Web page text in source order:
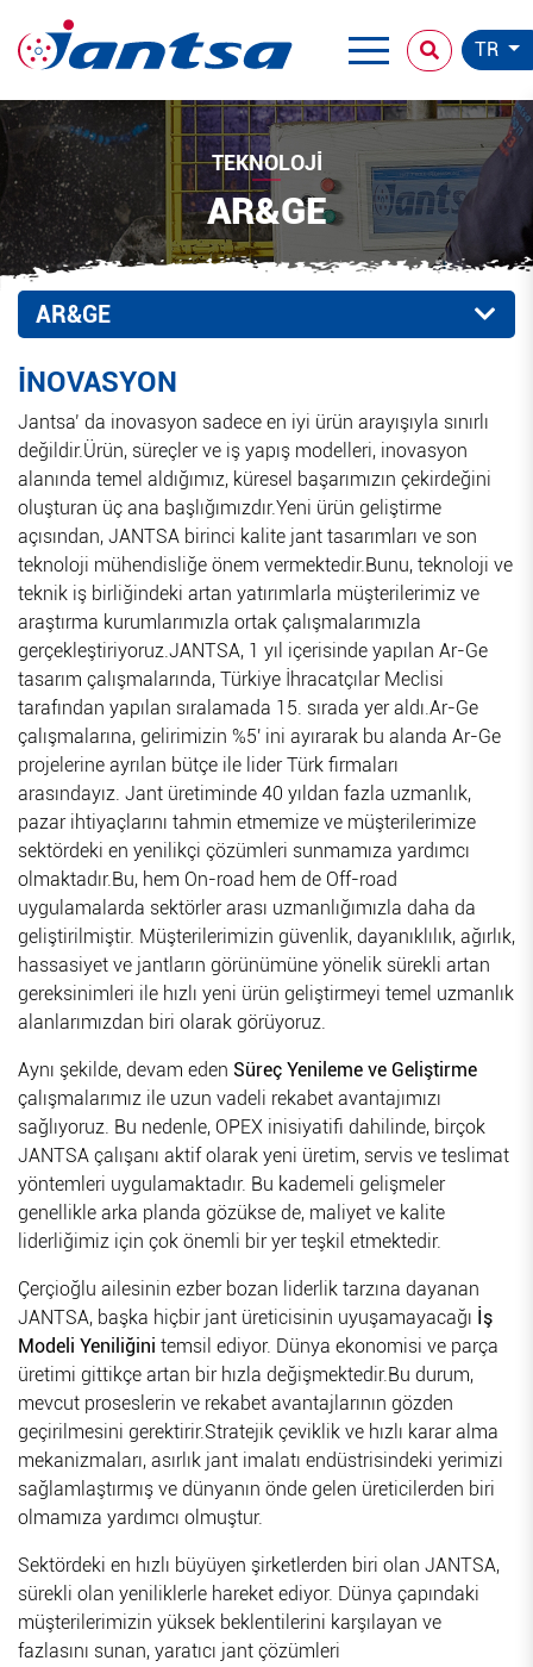
TR
TEKNOLOJI
AR&GE
AR&GE
İNOVASYON
Jantsa’ da inovasyon sadece en iyi ürün arayışıyla sınırlı
değildir.Ürün, süreçler ve iş yapış modelleri, inovasyon
alanında temel aldığımız, küresel başarımızın çekirdeğini
oluşturan üç ana başlığımızdır.Yeni ürün geliştirme
açısından, JANTSA birinci kalite jant tasarımları ve son
teknoloji mühendisliğe önem vermektedir.Bunu, teknoloji ve
teknik iş birliğindeki artan yatırımlarla müşterilerimiz ve
araştırma kurumlarımızla ortak çalışmalarımızla
gerçekleştiriyoruz.JANTSA, 1 yıl içerisinde yapılan Ar-Ge
tasarım çalışmalarında, Türkiye İhracatçılar Meclisi
tarafından yapılan sıralamada 15. sırada yer aldı.Ar-Ge
çalışmalarına, gelirimizin %5' ini ayırarak bu alanda Ar-Ge
projelerine ayrılan bütçe ile lider Türk firmaları
arasındayız. Jant üretiminde 40 yıldan fazla uzmanlık,
pazar ihtiyaçlarını tahmin etmemize ve müşterilerimize
sektördeki en yenilikçi çözümleri sunmamıza yardımcı
olmaktadır.Bu, hem On-road hem de Off-road
uygulamalarda sektörler arası uzmanlığımızla daha da
geliştirilmiştir. Müşterilerimizin güvenlik, dayanıklılık, ağırlık,
hassasiyet ve jantların görünümüne yönelik sürekli artan
gereksinimleri ile hızlı yeni ürün geliştirmeyi temel uzmanlık
alanlarımızdan biri olarak görüyoruz.
Aynı şekilde, devam eden Süreç Yenileme ve Geliştirme
çalışmalarımız ile uzun vadeli rekabet avantajımızı
sağlıyoruz. Bu nedenle, OPEX inisiyatifi dahilinde, birçok
JANTSA çalışanı aktif olarak yeni üretim, servis ve teslimat
yöntemleri uygulamaktadır. Bu kademeli gelişmeler
genellikle arka planda gözükse de, maliyet ve kalite
liderliğimiz için çok önemli bir yer teşkil etmektedir.
Çerçioğlu ailesinin ezber bozan liderlik tarzına dayanan
JANTSA, başka hiçbir jant üreticisinin uyuşamayacağı İş
Modeli Yeniliğini temsil ediyor. Dünya ekonomisi ve parça
üretimi gittikçe artan bir hızla değişmektedir.Bu durum,
mevcut proseslerin ve rekabet avantajlarının gözden
geçirilmesini gerektirir.Stratejik çeviklik ve hızlı karar alma
mekanizmaları, asırlık jant imalatı endüstrisindeki yerimizi
sağlamlaştırmış ve dünyanın önde gelen üreticilerden biri
olmamıza yardımcı olmuştur.
Sektördeki en hızlı büyüyen şirketlerden biri olan JANTSA,
sürekli olan yeniliklerle hareket ediyor. Dünya çapındaki
müşterilerimizin yüksek beklentilerini karşılayan ve
fazlasını sunan, yaratıcı jant çözümleri